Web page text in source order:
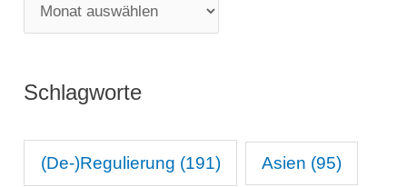
n
o
a
Schlagworte
(De-)Regulierung (191) Asien (95)